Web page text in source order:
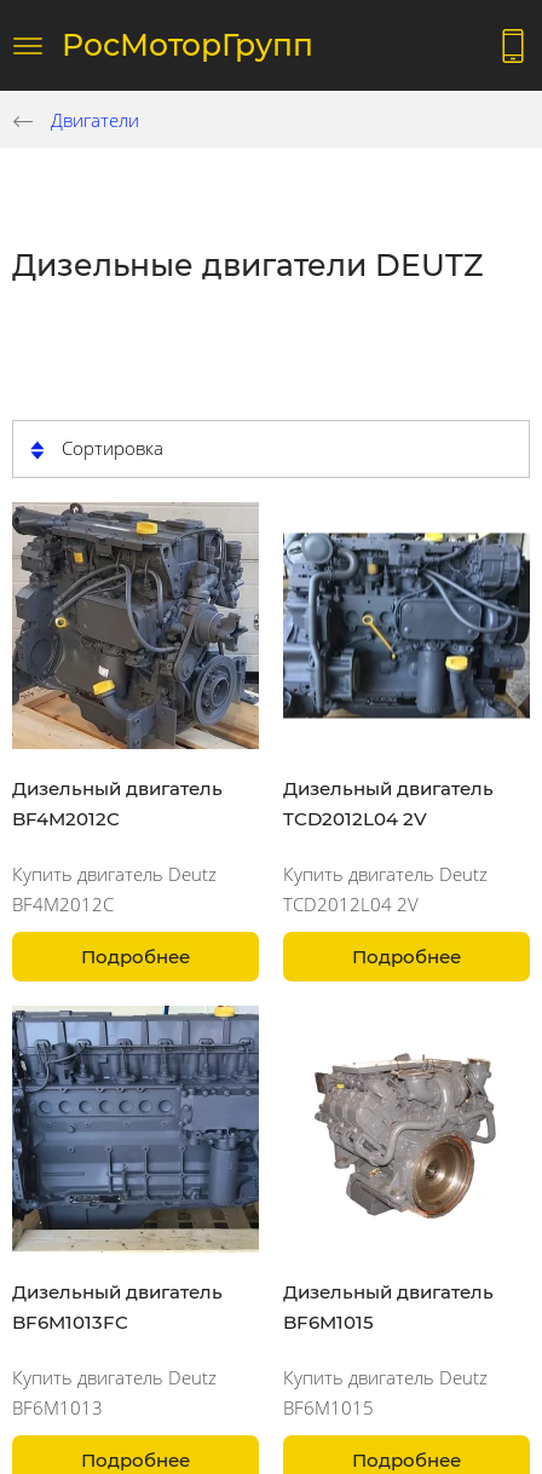
РосМоторГрупп
Двигатели
Дизельные двигатели DEUTZ
Сортировка
Дизельный двигатель
BF4M2012C
Купить двигатель Deutz
BF4M2012C
Подробнее
Дизельный двигатель
TCD2012L04 2V
Купить двигатель Deutz
TCD2012L04 2V
Подробнее
Дизельный двигатель
BF6M1013FC
Купить двигатель Deutz
BF6M1013
Подробнее
Дизельный двигатель
BF6M1015
Купить двигатель Deutz
BF6M1015
Подробнее